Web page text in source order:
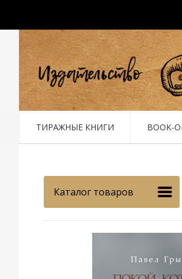
ТИРАЖНЫЕ КНИГИ BOOK-
Каталог товаров